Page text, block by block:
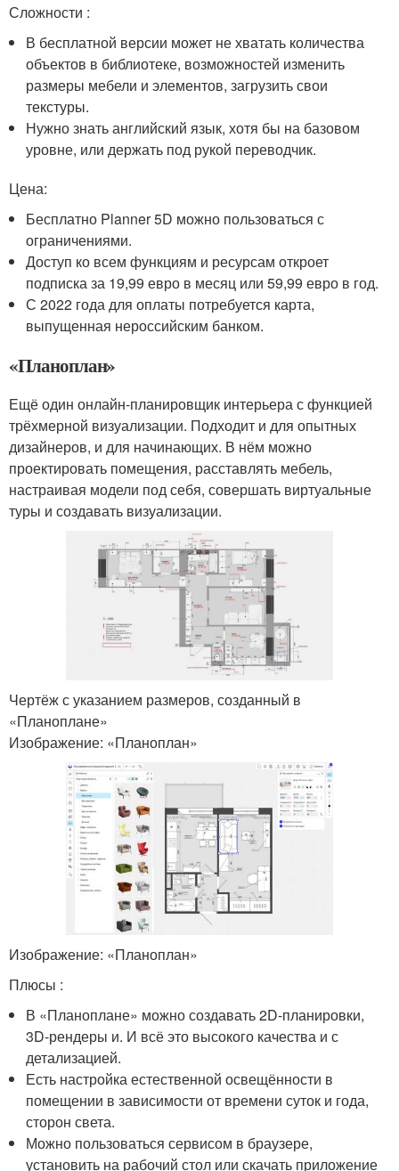
Сложности :
В бесплатной версии может не хватать количества
объектов в библиотеке, возможностей изменить
размеры мебели и элементов, загрузить свои
текстуры.
Нужно знать английский язык, хотя бы на базовом
уровне, или держать под рукой переводчик.
Цена:
Бесплатно Planner 5D можно пользоваться с
ограничениями.
Доступ ко всем функциям и ресурсам откроет
подписка за 19,99 евро в месяц или 59,99 евро в год.
С 2022 года для оплаты потребуется карта,
выпущенная нероссийским банком.
«Планоплан»
Ещё один онлайн-планировщик интерьера с функцией
трёхмерной визуализации. Подходит и для опытных
дизайнеров, и для начинающих. В нём можно
проектировать помещения, расставлять мебель,
настраивая модели под себя, совершать виртуальные
туры и создавать визуализации.
Чертёж с указанием размеров, созданный в
«Планоплане»
Изображение: «Планоплан»
Изображение: «Планоплан»
Плюсы :
В «Планоплане» можно создавать 2D-планировки,
3D-рендеры и. И всё это высокого качества и с
детализацией.
Есть настройка естественной освещённости в
помещении в зависимости от времени суток и года,
сторон света.
Можно пользоваться сервисом в браузере,
установить на рабочий стол или скачать приложение